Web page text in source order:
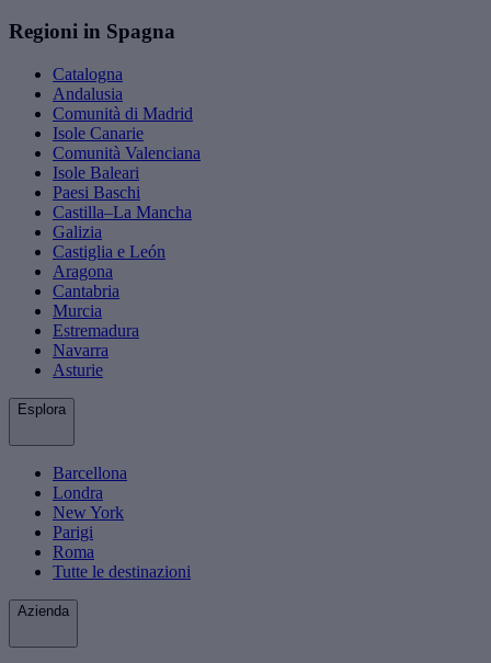
Regioni in Spagna
Catalogna
Andalusia
Comunità di Madrid
Isole Canarie
Comunità Valenciana
Isole Baleari
Paesi Baschi
Castilla–La Mancha
Galizia
Castiglia e León
Aragona
Cantabria
Murcia
Estremadura
Navarra
Asturie
Esplora
Barcellona
Londra
New York
Parigi
Roma
Tutte le destinazioni
Azienda